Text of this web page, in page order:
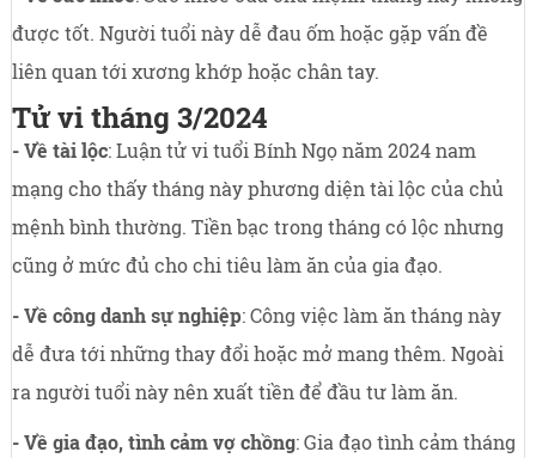
được tốt. Người tuổi này dễ đau ốm hoặc gặp vấn đề
liên quan tới xương khớp hoặc chân tay.
Tử vi tháng 3/2024
- Về tài lộc: Luận tử vi tuổi Bính Ngọ năm 2024 nam
mạng cho thấy tháng này phương diện tài lộc của chủ
mệnh bình thường. Tiền bạc trong tháng có lộc nhưng
cũng ở mức đủ cho chi tiêu làm ăn của gia đạo.
- Về công danh sự nghiệp: Công việc làm ăn tháng này
dễ đưa tới những thay đổi hoặc mở mang thêm. Ngoài
ra người tuổi này nên xuất tiền để đầu tư làm ăn.
- Về gia đạo, tình cảm vợ chồng: Gia đạo tình cảm tháng